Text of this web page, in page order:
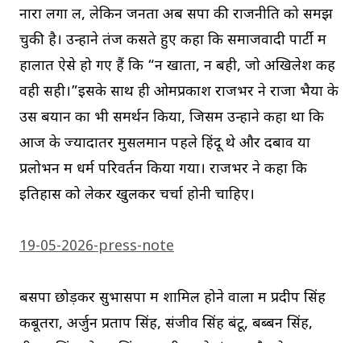
नारा लगा लें, लेकिन जनता अब सपा की राजनीति को समझ
चुकी है। उन्होंने तंज कसते हुए कहा कि समाजवादी पार्टी में
हालात ऐसे हो गए हैं कि “न खाता, न बही, जो अखिलेश कहें
वही सही।”इसके साथ ही ओमप्रकाश राजभर ने राजा भैया के
उस बयान का भी समर्थन किया, जिसमें उन्होंने कहा था कि
आज के ज्यादातर मुसलमान पहले हिंदू थे और दबाव या
प्रलोभन में धर्म परिवर्तन किया गया। राजभर ने कहा कि
इतिहास को लेकर खुलकर चर्चा होनी चाहिए।
19-05-2026-press-note
बसपा छोड़कर सुभासपा में शामिल होने वालों में प्रदीप सिंह
कबूतरा, अर्जुन प्रताप सिंह, संजीव सिंह बंटू, बब्बन सिंह,